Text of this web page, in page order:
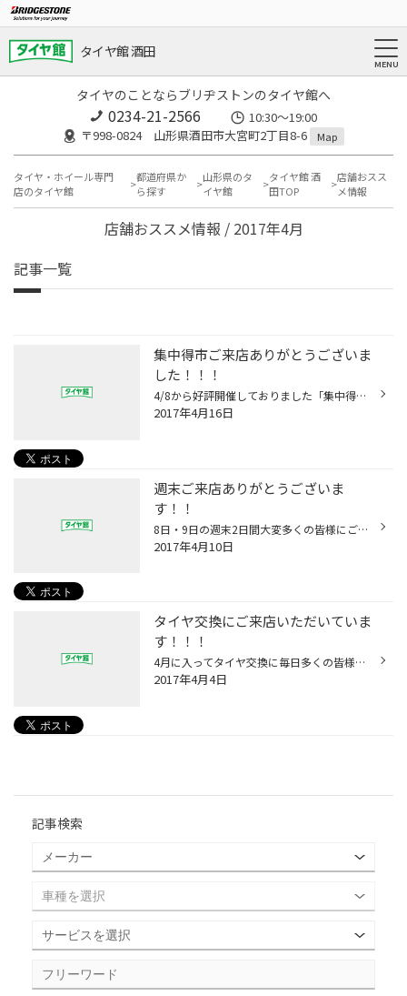
タイヤ館 酒田
タイヤのことならブリヂストンのタイヤ館へ
0234-21-2566
10:30～19:00
〒998-0824 山形県酒田市大宮町2丁目8-6
Map
タイヤ・ホイール専門
店のタイヤ館
都道府県か
ら探す
山形県のタ
イヤ館
タイヤ館 酒
田TOP
店舗おスス
メ情報
店舗おススメ情報 / 2017年4月
記事一覧
集中得市ご来店ありがとうございま
した！！！
4/8から好評開催しておりました「集中得市」への ご来店誠にありがとうございました！ 期間中は大変多くの皆様にお立ち寄りいただき、 また作業の込み具合によって お待たせしてしまい申し訳ありませんでした。 またイベント開催のご案内をショップからのお知らせや セール情報などで行いますので ...
2017年4月16日
週末ご来店ありがとうございま
す！！
8日・9日の週末2日間大変多くの皆様にご来店いただき 誠にありがとうございました！！！！！！ 多くの方にお待ちいただいいてしまい 申し訳ありませんでした。 「集中得市」も好評開催！ このお得な機会に是非 お立ち寄り下さいね。 今週も休まず営業しております(*^_^*)
2017年4月10日
タイヤ交換にご来店いただいていま
す！！！
4月に入ってタイヤ交換に毎日多くの皆様に お立ち寄りいただいています！！ 混雑し、お待たせしてしまった皆様・・ 申し訳ありませんでしたm(__)m タイヤ交換と同時にアライメント作業のご予約もいただいておりますが タイヤ長持ちや、安全性から とてもおススメの作業ですので 是非スタッフまでお...
2017年4月4日
記事検索